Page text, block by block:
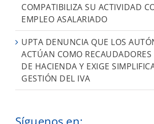
COMPATIBILIZA SU ACTIVIDAD
EMPLEO ASALARIADO
UPTA DENUNCIA QUE LOS
ACTÚAN COMO RECAUDADORES
DE HACIENDA Y EXIGE
GESTIÓN DEL IVA